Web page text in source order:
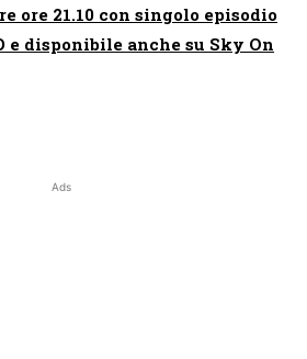
ore 21.10 con singolo episodio
disponibile anche su Sky On
Ads